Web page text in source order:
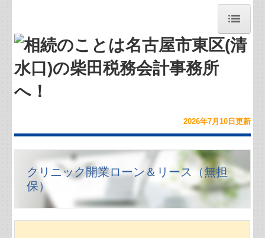
トップページ
お問合せ
事務所紹介
求人案内（募集中）
職員紹介
2026年7月10日 更新
クリニック開業ローン＆リース（無担
保）